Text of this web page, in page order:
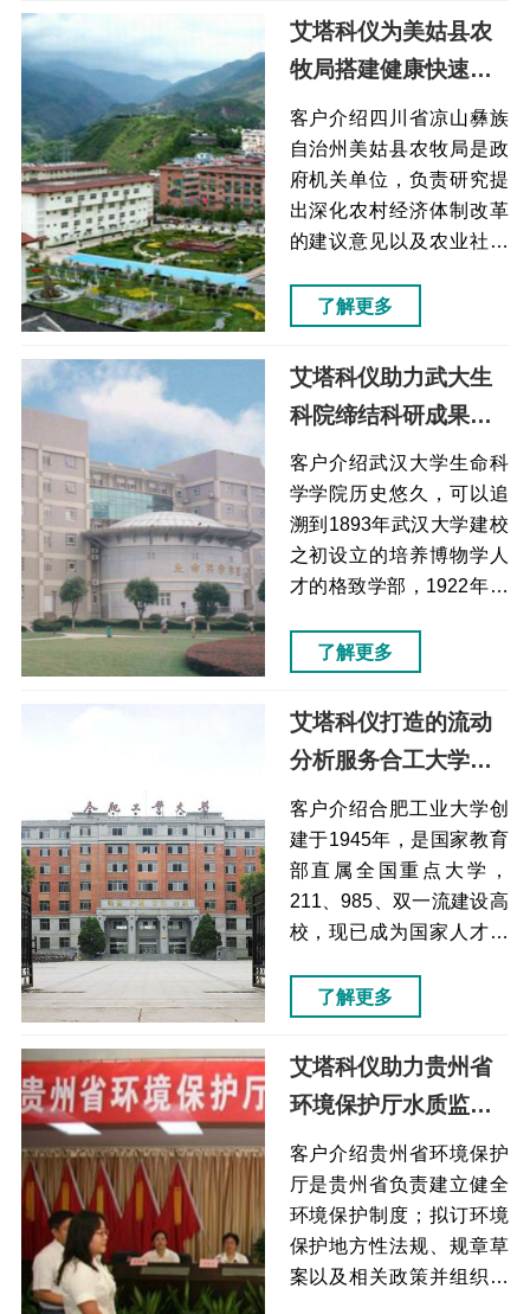
方案效果一般液相色谱仪
的进样器在维护和洗针上
比较麻烦自动进样器，采
用高压进样技术，流动相
过针无需清洗进样针内
壁，进样前，进样后均可
对进样针外壁进行高压清
洗，减少样品交叉污染检
检测器采用具有24位...
艾塔科仪为美姑县农
牧局搭建健康快速发
展新通道（原子荧光
光谱仪）
客户介绍四川省凉山彝族
自治州美姑县农牧局是政
府机关单位，负责研究提
出深化农村经济体制改革
的建议意见以及农业社会
设和乡村集体经济组织、
合作经济组织建设。凉山
彝族自治州美姑县痛点解
决方案效果虽然石墨炉原
子吸收法能够检测微量和
痕量组分，干扰严重且成
本较高使用原子荧光光谱
仪代替成本低，性价比
高，仪器结构简单、分析
灵敏度高、气相干扰少、
理步骤复杂、费时且分
析...
了解更多
艾塔科仪助力武大生
科院缔结科研成果
（细胞破碎仪）
客户介绍武汉大学生命科
学学院历史悠久，可以追
溯到1893年武汉大学建校
之初设立的培养博物学人
才的格致学部，1922年成
病毒学系，1992年生物学
系、病毒学系和生物工程
中心合并成立生命科学学
院。武汉大学痛点解决方
案效果组织细胞样品破碎
时间长，达2分钟以上且标
的物得率低样品通过高频
振荡、氧化锆研磨珠破碎
在20秒内完成破碎和裂
解，一次可以处理1-24个
所...
了解更多
艾塔科仪打造的流动
分析服务合工大学科
建设（连续流动分析
仪）
客户介绍合肥工业大学创
建于1945年，是国家教育
部直属全国重点大学，
211、985、双一流建设高
校，现已成为国家人才培
务、文化传承创新和国际
合作交流的重要基地。合
肥工业大学痛点解决方案
效果手工方法分析速度非
常慢，耗时且效率低样品
全自动连续快速分析1毫秒
就可以完成样品的检测，
使实验室工作人员从繁...
了解更多
艾塔科仪助力贵州省
环境保护厅水质监测
工作（离子色谱仪）
客户介绍贵州省环境保护
厅是贵州省负责建立健全
环境保护制度；拟订环境
保护地方性法规、规章草
案以及相关政策并组织实